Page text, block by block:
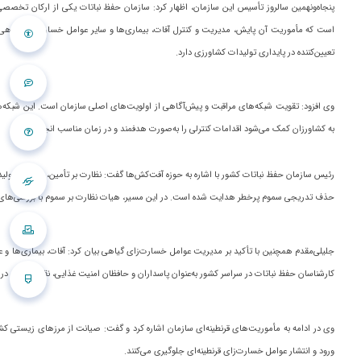
پنجاه‌ونهمین سالروز تأسیس این سازمان، اظهار کرد: سازمان حفظ نباتات یکی از ارکان
است که مأموریت آن پایش، مدیریت و کنترل آفات، بیماری‌ها و سایر عوامل خسارت‌زای
تعیین‌کننده در پایداری تولیدات کشاورزی دارد.
وی افزود: تقویت شبکه‌های مراقبت و پیش‌آگاهی از اولویت‌های اصلی سازمان است. این
به کشاورزان کمک می‌شود اقدامات کنترلی را به‌صورت هدفمند و در زمان مناسب انجام دهند.
رئیس سازمان حفظ نباتات کشور با اشاره به حوزه آفت‌کش‌ها گفت: نظارت بر تأمین،
حذف تدریجی سموم پرخطر هدایت شده است. در این مسیر، هیات نظارت بر سموم با
جلیلی‌مقدم همچنین با تأکید بر مدیریت عوامل خسارت‌زای گیاهی بیان کرد: آفات،
کارشناسان حفظ نباتات در سراسر کشور به‌عنوان پاسداران و حافظان امنیت غذایی، نقش مهمی
وی در ادامه به مأموریت‌های قرنطینه‌ای سازمان اشاره کرد و گفت: صیانت از مرزهای زیستی
ورود و انتشار عوامل خسارت‌زای قرنطینه‌ای جلوگیری می‌کنند.